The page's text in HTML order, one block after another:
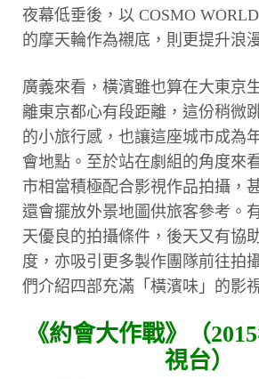
夜幕低垂後，以 COSMO
的摩天輪作為襯底，則更提升浪
廣義來看，橫濱雖也算在大東京
離東京都心有段距離，這份稍微
的小旅行感，也讓這座城市成為
會地點。至於站在劇組的角度來
市相當積極配合影視作品拍攝，
還會擺放外景地圖供旅客參考。
天優良的拍攝條件，後天又有協
度，亦吸引更多製作團隊前往拍
們介紹四部充滿「橫濱味」的影
《約會大作戰》（
視台）